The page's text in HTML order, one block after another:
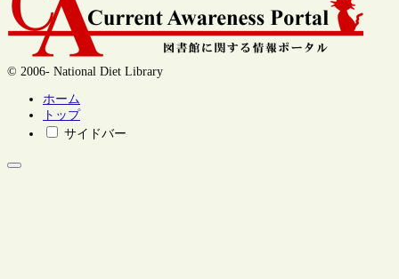
© 2006- National Diet Library
ホーム
トップ
サイドバー